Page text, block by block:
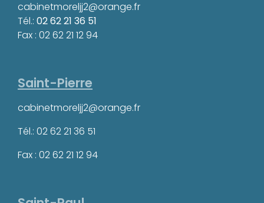
cabinetmoreljj2@orange.fr
Tél.: 02 62 21 36 51
Fax : 02 62 21 12 94
Saint-Pierre
cabinetmoreljj2@orange.fr
Tél.: 02 62 21 36 51
Fax : 02 62 21 12 94